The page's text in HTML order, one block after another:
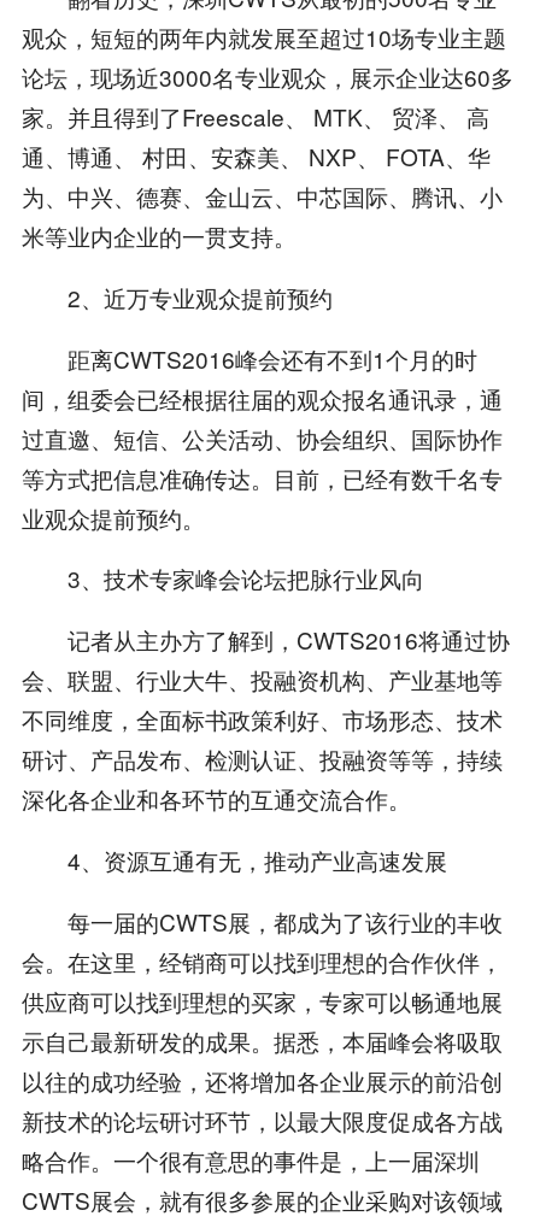
观众，短短的两年内就发展至超过10场专业主题
论坛，现场近3000名专业观众，展示企业达60多
家。并且得到了Freescale、 MTK、 贸泽、 高
通、博通、 村田、安森美、 NXP、 FOTA、华
为、中兴、德赛、金山云、中芯国际、腾讯、小
米等业内企业的一贯支持。
2、近万专业观众提前预约
距离CWTS2016峰会还有不到1个月的时
间，组委会已经根据往届的观众报名通讯录，通
过直邀、短信、公关活动、协会组织、国际协作
等方式把信息准确传达。目前，已经有数千名专
业观众提前预约。
3、技术专家峰会论坛把脉行业风向
记者从主办方了解到，CWTS2016将通过协
会、联盟、行业大牛、投融资机构、产业基地等
不同维度，全面标书政策利好、市场形态、技术
研讨、产品发布、检测认证、投融资等等，持续
深化各企业和各环节的互通交流合作。
4、资源互通有无，推动产业高速发展
每一届的CWTS展，都成为了该行业的丰收
会。在这里，经销商可以找到理想的合作伙伴，
供应商可以找到理想的买家，专家可以畅通地展
示自己最新研发的成果。据悉，本届峰会将吸取
以往的成功经验，还将增加各企业展示的前沿创
新技术的论坛研讨环节，以最大限度促成各方战
略合作。一个很有意思的事件是，上一届深圳
CWTS展会，就有很多参展的企业采购对该领域